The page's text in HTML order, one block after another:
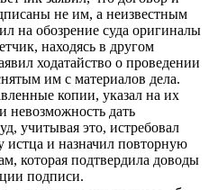
не им, а неизвестным
на обозрение суда оригиналы
находясь в другом
ходатайство о проведении
им с материалов дела.
копии, указал на их
невозможность дать
учитывая это, истребовал
истца и назначил повторную
которая подтвердила доводы
подписи.